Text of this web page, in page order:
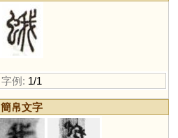
字例: 1/1
簡帛文字